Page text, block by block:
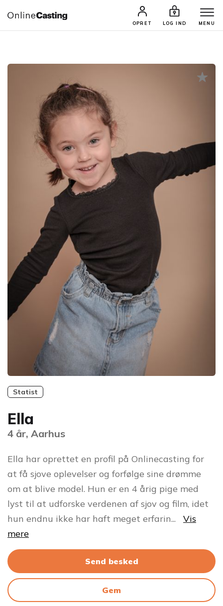
OPRET LOG IND MENU
CASTINGS & JOBS SØG PROFIL
Statist
Ella
4 år, Aarhus
Ella har oprettet en profil på Onlinecasting for
at få sjove oplevelser og forfølge sine drømme
om at blive model. Hun er en 4 årig pige med
lyst til at udforske verdenen af sjov og film, idet
hun endnu ikke har haft meget erfarin...
Vis
mere
Send besked
Gem